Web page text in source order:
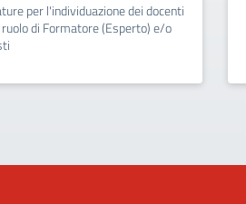
per l'individuazione dei docenti
di Formatore (Esperto) e/o